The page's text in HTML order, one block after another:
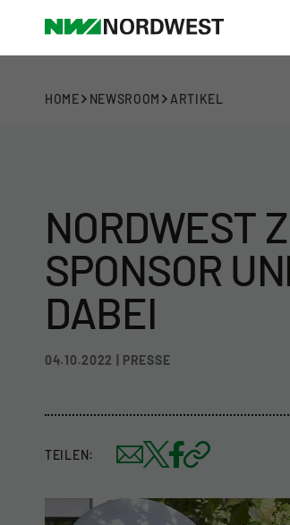
HOME NEWSROOM ARTIKEL
NORDWEST
SPONSOR
DABEI
04.10.2022 | PRESSE
TEILEN: